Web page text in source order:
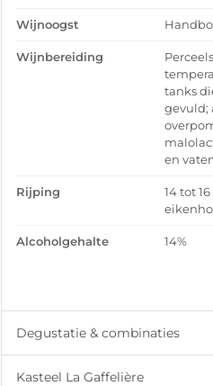
Wijnoogst
Wijnbereiding
tanks
gevuld;
en
Rijping
14 tot
Alcoholgehalte 14%
Degustatie & combinaties
Kasteel La Gaffelière